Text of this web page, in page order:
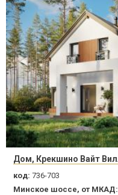
Дом, Крекшино Вайт
код: 736-703
Минское шоссе, от МКАД: